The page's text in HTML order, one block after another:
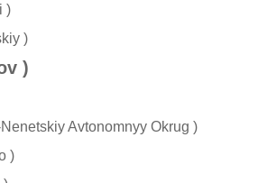
)
)
)
Avtonomnyy Okrug )
)